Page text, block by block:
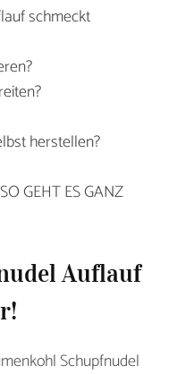
schmeckt
herstellen?
GEHT ES GANZ
Auflauf
Schupfnudel